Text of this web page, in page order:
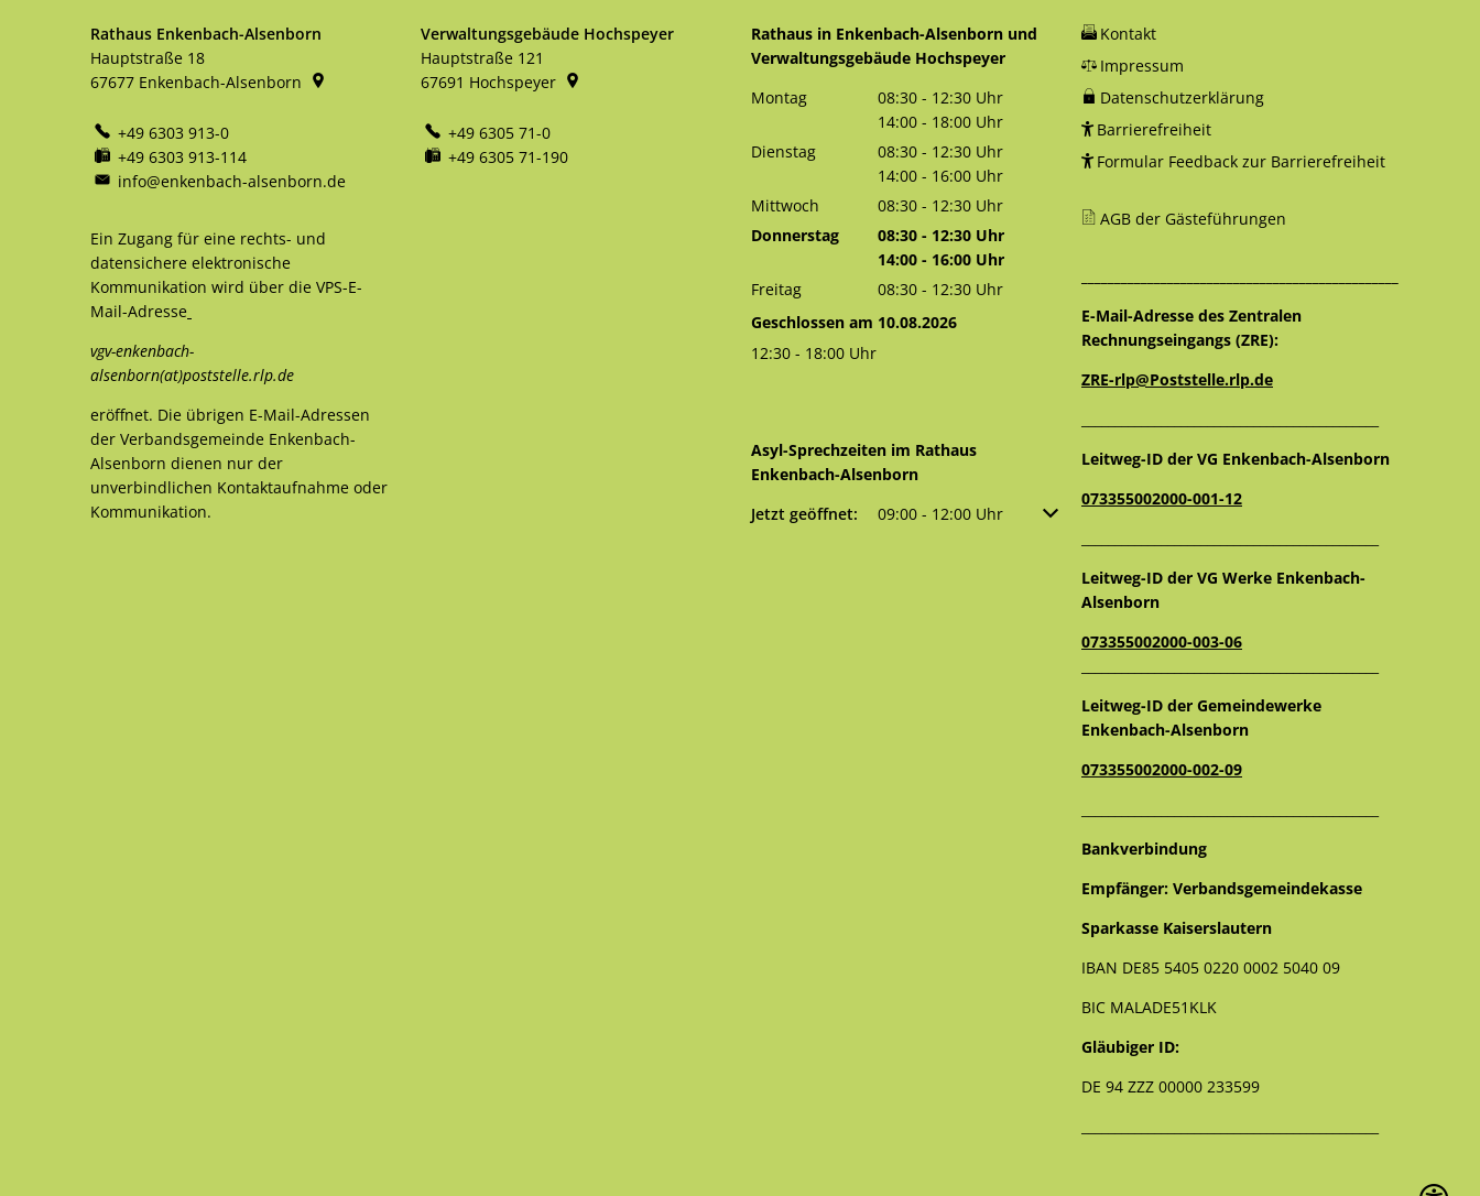
Rathaus Enkenbach-Alsenborn
Hauptstraße 18
67677 Enkenbach-Alsenborn
+49 6303 913-0
+49 6303 913-114
info@enkenbach-alsenborn.de
Ein Zugang für eine rechts- und
datensichere elektronische
Kommunikation wird über die VPS-E-
Mail-Adresse
vgv-enkenbach-
alsenborn(at)poststelle.rlp.de
eröffnet. Die übrigen E-Mail-Adressen
der Verbandsgemeinde Enkenbach-
Alsenborn dienen nur der
unverbindlichen Kontaktaufnahme oder
Kommunikation.
Verwaltungsgebäude Hochspeyer
Hauptstraße 121
67691 Hochspeyer
+49 6305 71-0
+49 6305 71-190
Rathaus in Enkenbach-Alsenborn und
Verwaltungsgebäude Hochspeyer
Montag
08:30 - 12:30 Uhr
Von 08:30 bis 12:30 Uhr
14:00 - 18:00 Uhr
Von 14:00 bis 18:00 Uhr
Dienstag 08:30 - 12:30 Uhr
Von 08:30 bis 12:30 Uhr
14:00 - 16:00 Uhr
Von 14:00 bis 16:00 Uhr
Mittwoch 08:30 - 12:30 Uhr
Von 08:30 bis 12:30 Uhr
Donnerstag 08:30 - 12:30 Uhr
Von 08:30 bis 12:30 Uhr
14:00 - 16:00 Uhr
Von 14:00 bis 16:00 Uhr
Freitag 08:30 - 12:30 Uhr
Von 08:30 bis 12:30 Uhr
Geschlossen am 10.08.2026
12:30 - 18:00 Uhr
Asyl-Sprechzeiten im Rathaus
Enkenbach-Alsenborn
Klicken, um weitere Öffnungs- oder Schließzeiten auszublenden
Jetzt geöffnet: 09:00 - 12:00 Uhr Von 09:00 bis 12:00 Uhr
Kontakt
Impressum
Datenschutzerklärung
Barrierefreiheit
Formular Feedback zur Barrierefreiheit
AGB der Gästeführungen
E-Mail-Adresse des Zentralen
Rechnungseingangs (ZRE):
ZRE-rlp@Poststelle.rlp.de
Leitweg-ID der VG Enkenbach-Alsenborn
073355002000-001-12
Leitweg-ID der VG Werke Enkenbach-
Alsenborn
073355002000-003-06
Leitweg-ID der Gemeindewerke
Enkenbach-Alsenborn
073355002000-002-09
Bankverbindung
Empfänger: Verbandsgemeindekasse
Sparkasse Kaiserslautern
IBAN DE85 5405 0220 0002 5040 09
BIC MALADE51KLK
Gläubiger ID:
DE 94 ZZZ 00000 233599